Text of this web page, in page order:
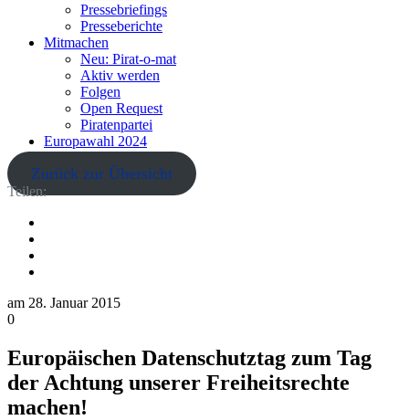
Pressebriefings
Presseberichte
Mitmachen
Neu: Pirat-o-mat
Aktiv werden
Folgen
Open Request
Piratenpartei
Europawahl 2024
Zurück zur Übersicht
Teilen:
am 28. Januar 2015
0
Europäischen Datenschutztag zum Tag
der Achtung unserer Freiheitsrechte
machen!